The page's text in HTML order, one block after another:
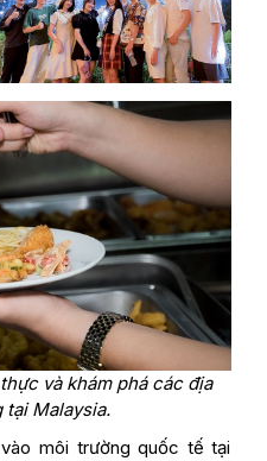
và khám phá các địa
Malaysia.
môi trường quốc tế tại